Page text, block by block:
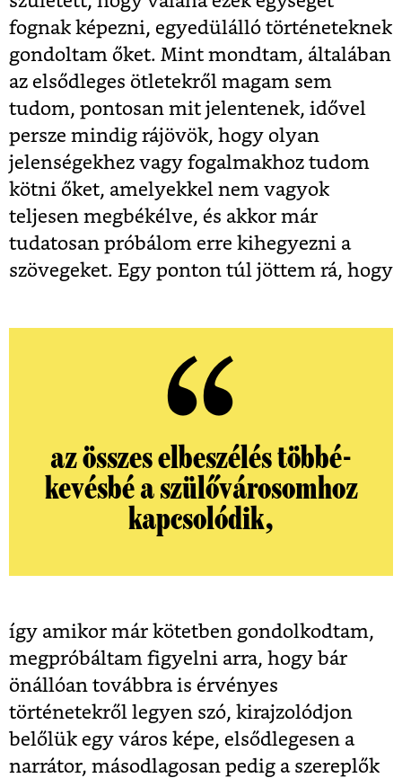
fognak képezni, egyedülálló történeteknek
gondoltam őket. Mint mondtam, általában
az elsődleges ötletekről magam sem
tudom, pontosan mit jelentenek, idővel
persze mindig rájövök, hogy olyan
jelenségekhez vagy fogalmakhoz tudom
kötni őket, amelyekkel nem vagyok
teljesen megbékélve, és akkor már
tudatosan próbálom erre kihegyezni a
szövegeket. Egy ponton túl jöttem rá, hogy
az összes elbeszélés többé-
kevésbé a szülővárosomhoz
kapcsolódik,
így amikor már kötetben gondolkodtam,
megpróbáltam figyelni arra, hogy bár
önállóan továbbra is érvényes
történetekről legyen szó, kirajzolódjon
belőlük egy város képe, elsődlegesen a
narrátor, másodlagosan pedig a szereplők